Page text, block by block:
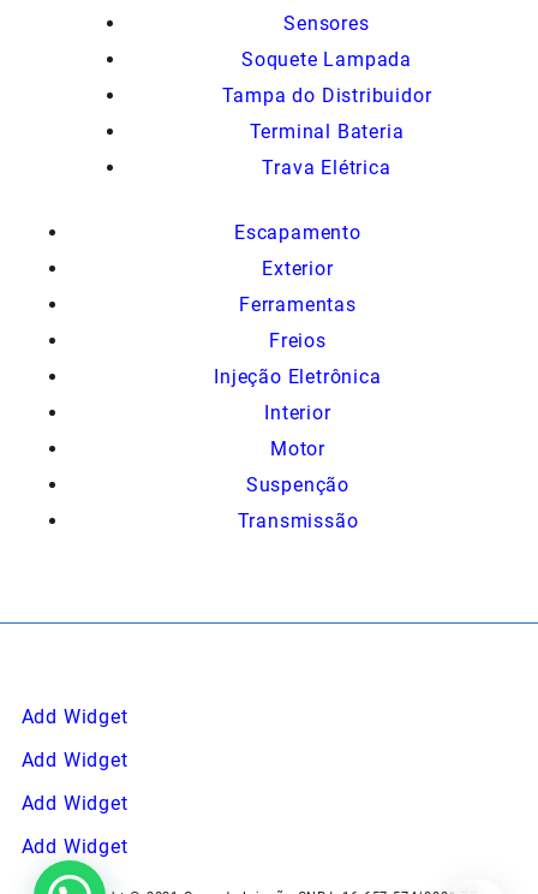
Sensores
Soquete Lampada
Tampa do Distribuidor
Terminal Bateria
Trava Elétrica
Escapamento
Exterior
Ferramentas
Freios
Injeção Eletrônica
Interior
Motor
Suspenção
Transmissão
Add Widget
Add Widget
Add Widget
Add Widget